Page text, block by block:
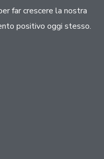
far crescere la nostra
positivo oggi stesso.